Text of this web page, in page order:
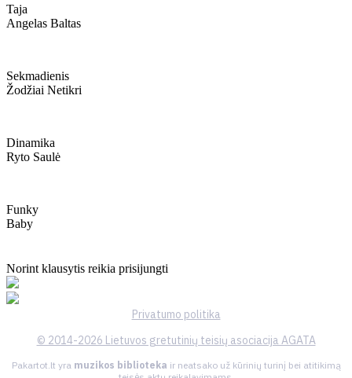
Taja
Angelas Baltas
Sekmadienis
Žodžiai Netikri
Dinamika
Ryto Saulė
Funky
Baby
Norint klausytis reikia prisijungti
Privatumo politika
© 2014-2026 Lietuvos gretutinių teisių asociacija AGATA
Pakartot.lt yra muzikos biblioteka ir neatsako už kūrinių turinį bei atitikimą